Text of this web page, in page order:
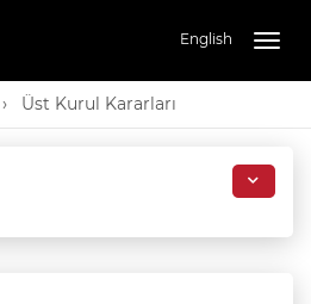
English
Üst Kurul Kararları